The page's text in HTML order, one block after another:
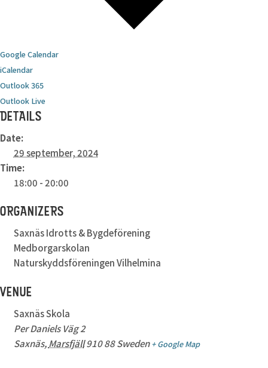
Google Calendar
iCalendar
Outlook 365
Outlook Live
DETAILS
Date:
29 september, 2024
Time:
18:00 - 20:00
ORGANIZERS
Saxnäs Idrotts & Bygdeförening
Medborgarskolan
Naturskyddsföreningen Vilhelmina
VENUE
Saxnäs Skola
Per Daniels Väg 2
Saxnäs, Marsfjäll 910 88 Sweden + Google Map